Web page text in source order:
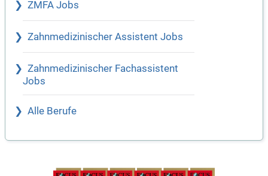
ZMFA Jobs
Zahnmedizinischer Assistent Jobs
Zahnmedizinischer Fachassistent
Jobs
Alle Berufe